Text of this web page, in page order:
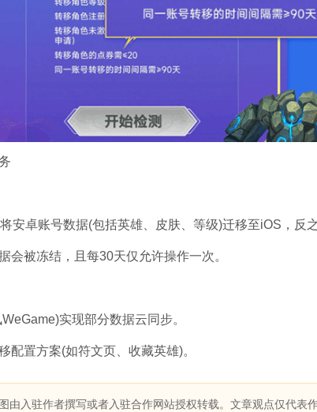
安卓账号数据(包括英雄、皮肤、等级)迁移至iOS，反之
会被冻结，且每30天仅允许操作一次。
实现部分数据云同步。
配置方案(如符文页、收藏英雄)。
由入驻作者撰写或者入驻合作网站授权转载。文章观点仅代表